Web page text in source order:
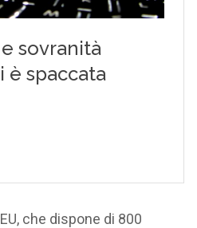
che dispone di 800